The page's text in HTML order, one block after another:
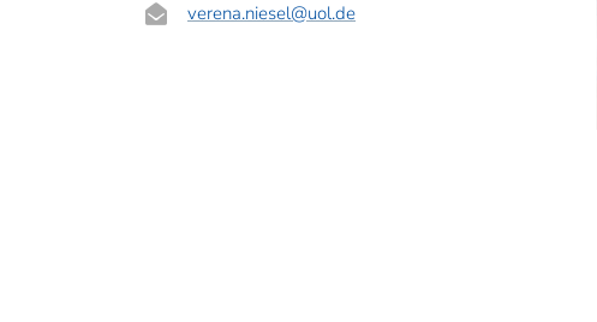
verena.niesel@uol.de